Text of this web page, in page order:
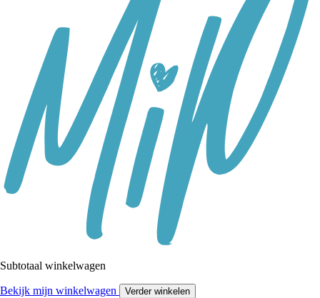
Subtotaal winkelwagen
Bekijk mijn winkelwagen Verder winkelen